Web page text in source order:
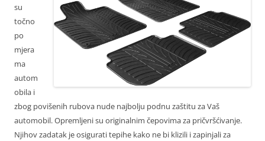
su
točno
po
mjera
ma
autom
obila i
zbog povišenih rubova nude najbolju podnu zaštitu za Vaš
automobil. Opremljeni su originalnim čepovima za pričvršćivanje.
Njihov zadatak je osigurati tepihe kako ne bi klizili i zapinjali za